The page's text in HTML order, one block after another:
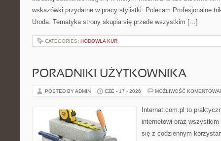
wskazówki przydatne w pracy stylistki. Polecam Profesjonalne
Uroda. Tematyka strony skupia się przede wszystkim […]
CATEGORIES: HODOWLA KUR
PORADNIKI UŻYTKOWNIKA
POSTED BY ADMIN CZE - 17 - 2026 MOŻLIWOŚĆ
Internat.com.pl to
internetowi oraz
się z codziennym